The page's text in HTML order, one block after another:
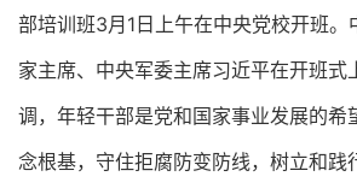
部培训班3月1日上午在中央党校开班。
家主席、中央军委主席习近平在开班式
调，年轻干部是党和国家事业发展的希
念根基，守住拒腐防变防线，树立和践